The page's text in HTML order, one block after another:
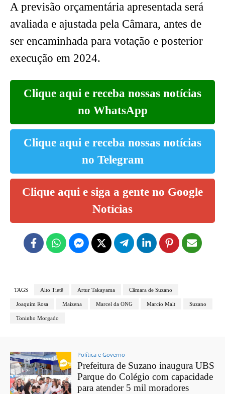
A previsão orçamentária apresentada será
avaliada e ajustada pela Câmara, antes de
ser encaminhada para votação e posterior
execução em 2024.
Clique aqui e receba nossas notícias
no WhatsApp
Clique aqui e receba nossas notícias
no Telegram
Clique aqui e siga a gente no Google
Notícias
TAGS Alto Tietê Artur Takayama Câmara de Suzano
Joaquim Rosa Maizena Marcel da ONG Marcio Malt Suzano
Toninho Morgado
Política e Governo
Prefeitura de Suzano inaugura UBS
Parque do Colégio com capacidade
para atender 5 mil moradores